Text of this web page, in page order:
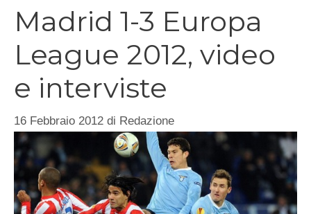
Madrid 1-3 Europa
League 2012, video
e interviste
16 Febbraio 2012 di Redazione